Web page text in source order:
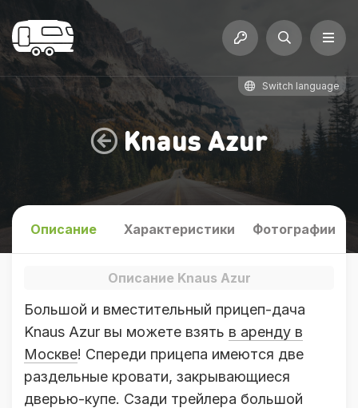
Switch language
Knaus Azur
Описание Характеристики Фотографии
Описание Knaus Azur
Большой и вместительный прицеп-дача
Knaus Azur вы можете взять в аренду в
Москве! Спереди прицепа имеются две
раздельные кровати, закрывающиеся
дверью-купе. Сзади трейлера большой